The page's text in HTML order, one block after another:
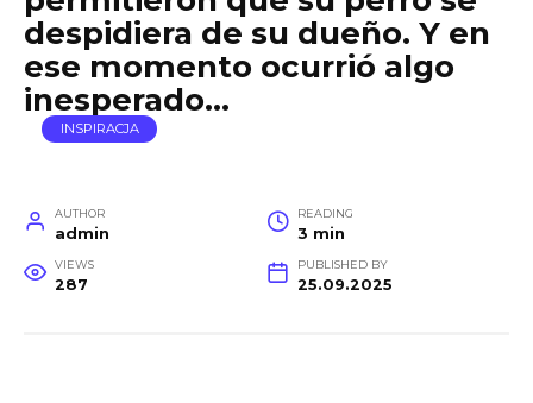
despidiera de su dueño. Y en
ese momento ocurrió algo
inesperado…
INSPIRACJA
AUTHOR
admin
READING
3 min
VIEWS
287
PUBLISHED BY
25.09.2025